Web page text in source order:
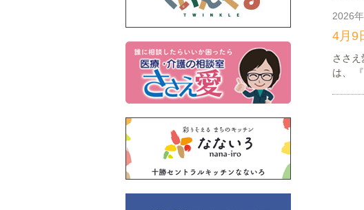
2026
4月9
ささ
は、